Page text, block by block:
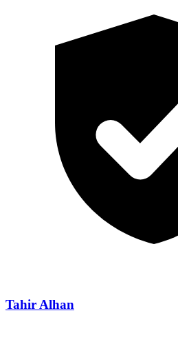
Tahir Alhan